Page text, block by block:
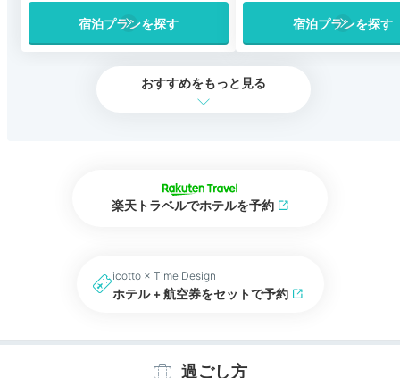
宿泊プランを探す 宿泊プランを探す
おすすめをもっと見る
楽天トラベルでホテルを予約
icotto × Time Design
ホテル + 航空券をセットで予約
過ごし方